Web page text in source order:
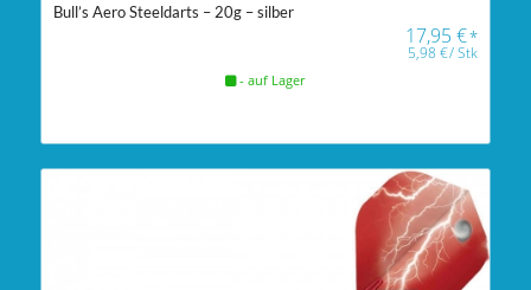
Bull’s Aero Steeldarts – 20g – silber
17,95€*
5,98€/Stk
- auf Lager